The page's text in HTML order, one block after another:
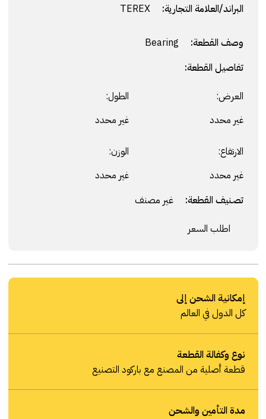
البراند/العلامة التجارية: TEREX
وصف القطعة:
تفاصيل القطعة:
العرض:
غير محدد
الطول:
غير محدد
الارتفاع:
غير محدد
الوزن:
غير محدد
تصنيف القطعة: غير مصنف
اطلب السعر
إمكانية الشحن إلى
كل الدول في العالم
نوع وكفالة القطعة
قطعة أصلية من المصنع مع باركود التصنيع
مدة التأمين والشحن